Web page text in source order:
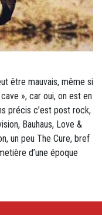
être mauvais, même si
», car oui, on est en
précis c’est post rock,
Bauhaus, Love &
un peu The Cure, bref
d’une époque